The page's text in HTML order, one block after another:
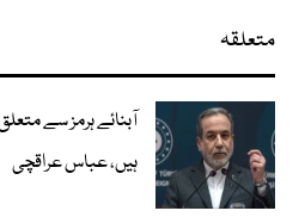
متعلقہ
آبنائے ہرمز سے
ہیں، عباس عراقچی